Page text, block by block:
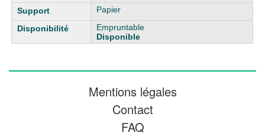
Papier
Empruntable
Disponible
Mentions légales
Contact
FAQ